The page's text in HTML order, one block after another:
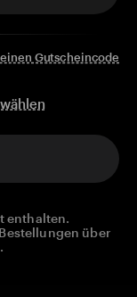
Gutscheincode
enthalten.
über